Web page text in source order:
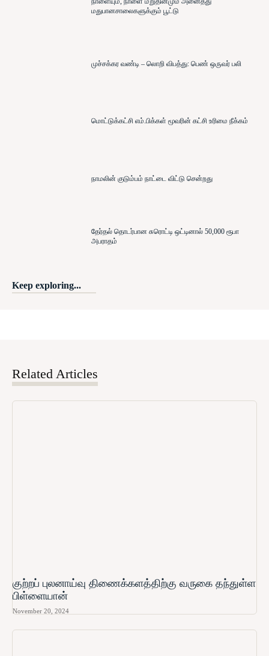
மதுபானசாலைகளுக்கும் பூட்டு
முச்சக்கர வண்டி – லொறி விபத்து: பெண் ஒருவர் பலி
மொட்டுக்கட்சி எம்.பிக்கள் மூவரின் கட்சி உரிமை நீக்கம்
நாமலின் குடும்பம் நாட்டை விட்டு சென்றது
தேர்தல் தொடர்பான சுரொட்டி ஒட்டினால் 50,000 ரூபா
அபராதம்
Keep exploring...
Related Articles
குற்றப் புலனாய்வு திணைக்களத்திற்கு வருகை தந்துள்ள
பிள்ளையான்
November 20, 2024